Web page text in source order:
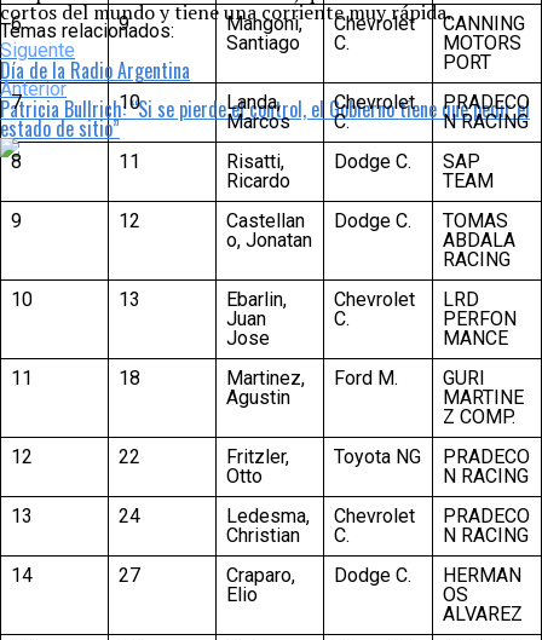
cortos del mundo y tiene una corriente muy rápida.
Temas relacionados:
Siguente
Día de la Radio Argentina
Anterior
Patricia Bullrich: “Si se pierde el control, el Gobierno tiene que pedir el
estado de sitio”
6 9
Mangoni,
Santiago
Chevrolet
C.
CANNING
MOTORS
PORT
7
10
Landa,
Marcos
Chevrolet
C.
PRADECO
N RACING
8
11
Risatti,
Ricardo
Dodge C.
SAP
TEAM
9
12
Castellan
o, Jonatan
Dodge C.
TOMAS
ABDALA
RACING
10
13
Ebarlin,
Juan
Jose
Chevrolet
C.
LRD
PERFON
MANCE
11
18
Martinez,
Agustin
Ford M.
GURI
MARTINE
Z COMP.
12
22
Fritzler,
Otto
Toyota NG
PRADECO
N RACING
13
24
Ledesma,
Christian
Chevrolet
C.
PRADECO
N RACING
14
27
Craparo,
Elio
Dodge C.
HERMAN
OS
ALVAREZ